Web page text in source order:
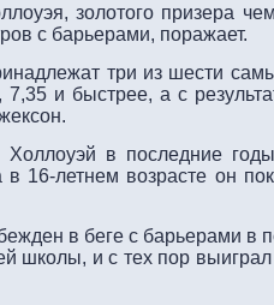
золотого призера
с барьерами, поражает.
три из шести
и быстрее, а с
Холлоуэй в последние
16-летнем возрасте он
в беге с барьерами в
школы, и с тех пор